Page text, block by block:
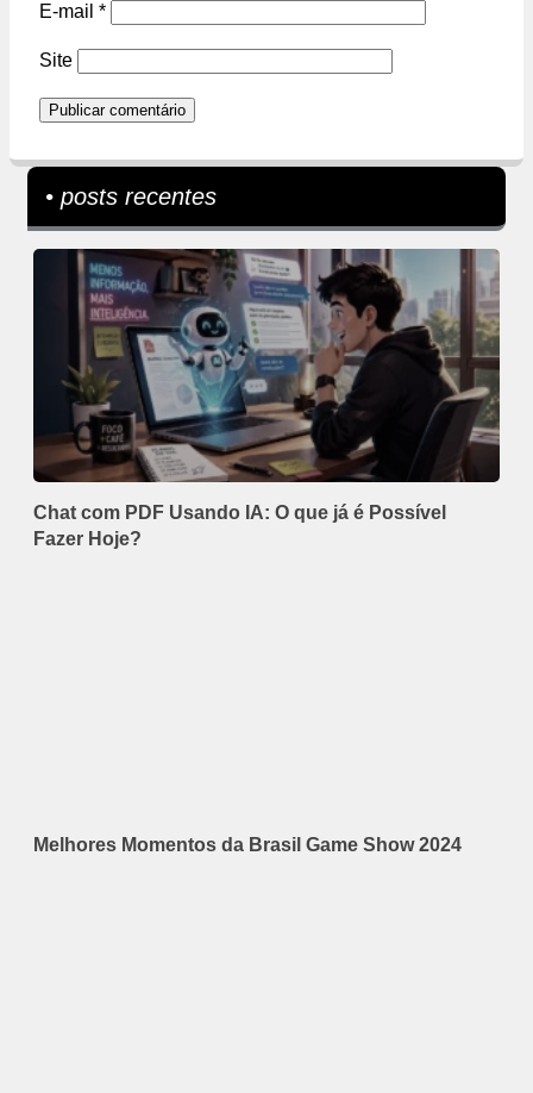
E-mail *
Site
• posts recentes
Chat com PDF Usando IA: O que já é Possível
Fazer Hoje?
Melhores Momentos da Brasil Game Show 2024